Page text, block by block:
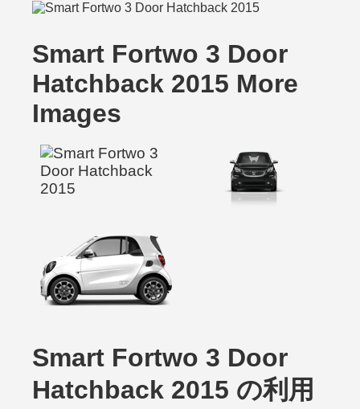
Smart Fortwo 3 Door
Hatchback 2015 More
Images
Smart Fortwo 3 Door
Hatchback 2015 の利用